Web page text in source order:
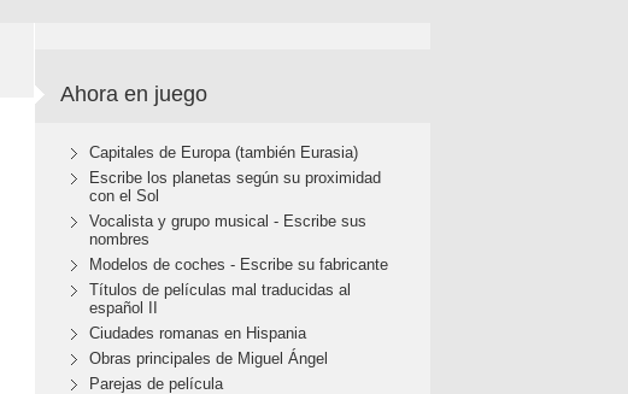
Ahora en juego
Capitales de Europa (también Eurasia)
Escribe los planetas según su proximidad
con el Sol
Vocalista y grupo musical - Escribe sus
nombres
Modelos de coches - Escribe su fabricante
Títulos de películas mal traducidas al
español II
Ciudades romanas en Hispania
Obras principales de Miguel Ángel
Parejas de película